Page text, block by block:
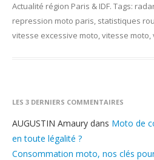
Actualité région Paris & IDF. Tags:
repression moto paris, statistiques
vitesse excessive moto,vitesse moto,
LES 3 DERNIERS COMMENTAIRES
AUGUSTIN Amaury dans Moto de
en toute légalité ?
Consommation moto, nos clés